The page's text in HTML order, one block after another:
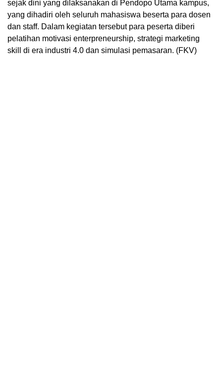
sejak dini yang dilaksanakan di Pendopo Utama kampus,
yang dihadiri oleh seluruh mahasiswa beserta para dosen
dan staff. Dalam kegiatan tersebut para peserta diberi
pelatihan motivasi enterpreneurship, strategi marketing
skill di era industri 4.0 dan simulasi pemasaran. (FKV)